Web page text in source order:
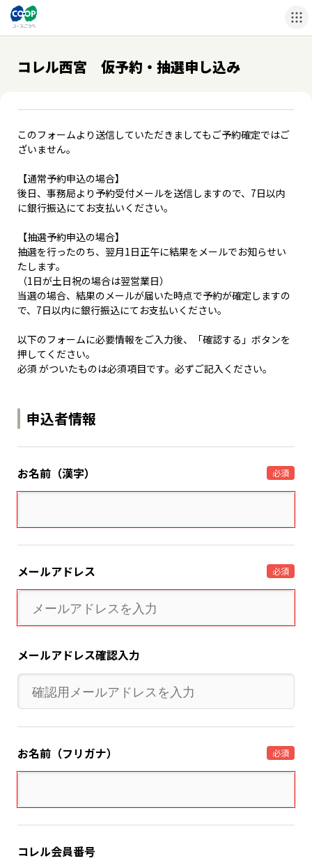
コレル西宮 仮予約・抽選申し込み
このフォームより送信していただきましてもご予約確定ではご
ざいません。
【通常予約申込の場合】
後日、事務局より予約受付メールを送信しますので、7日以内
に銀行振込にてお支払いください。
【抽選予約申込の場合】
抽選を行ったのち、翌月1日正午に結果をメールでお知らせい
たします。
（1日が土日祝の場合は翌営業日）
当選の場合、結果のメールが届いた時点で予約が確定しますの
で、7日以内に銀行振込にてお支払いください。
以下のフォームに必要情報をご入力後、「確認する」ボタンを
押してください。
必須 がついたものは必須項目です。必ずご記入ください。
申込者情報
お名前（漢字） 必須
メールアドレス 必須
メールアドレス確認入力
お名前（フリガナ） 必須
コレル会員番号